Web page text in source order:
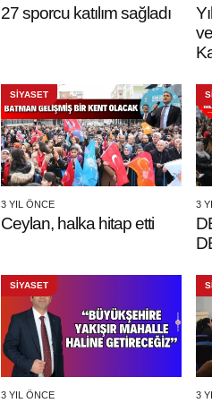
27 sporcu katılım sağladı
SİYASET
3 YIL ÖNCE
Ceylan, halka hitap etti
3
SİYASET
3 YIL ÖNCE 3